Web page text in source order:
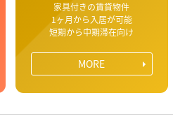
家具付きの賃貸物件
1ヶ月から入居が可能
短期から中期滞在向け
MORE